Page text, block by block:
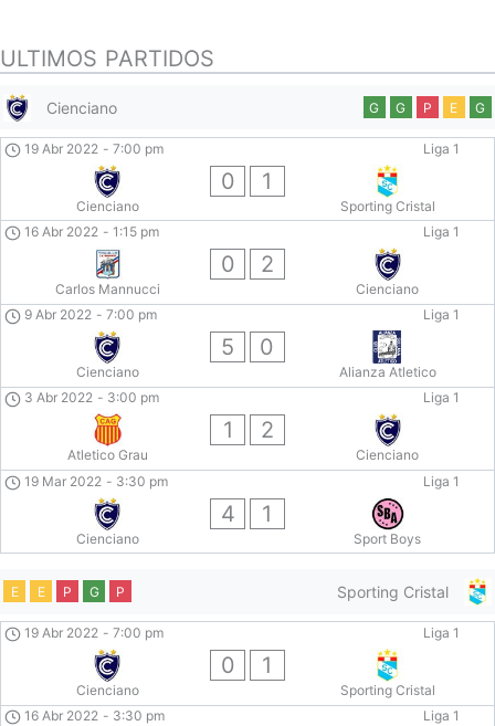
ULTIMOS PARTIDOS
Cienciano G G P E G
Liga 1
19 Abr 2022 - 7:00 pm
Cienciano
0 1
Sporting Cristal
Liga 1
16 Abr 2022 - 1:15 pm
Carlos Mannucci
0 2
Cienciano
Liga 1
9 Abr 2022 - 7:00 pm
Cienciano
5 0
Alianza Atletico
Liga 1
3 Abr 2022 - 3:00 pm
Atletico Grau
1 2
Cienciano
Liga 1
19 Mar 2022 - 3:30 pm
Cienciano
4 1
Sport Boys
Sporting Cristal
E E P G P
Liga 1
19 Abr 2022 - 7:00 pm
Cienciano
0 1
Sporting Cristal
Liga 1
16 Abr 2022 - 3:30 pm